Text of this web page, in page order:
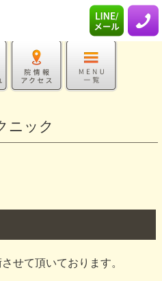
ニック
せて頂いております。